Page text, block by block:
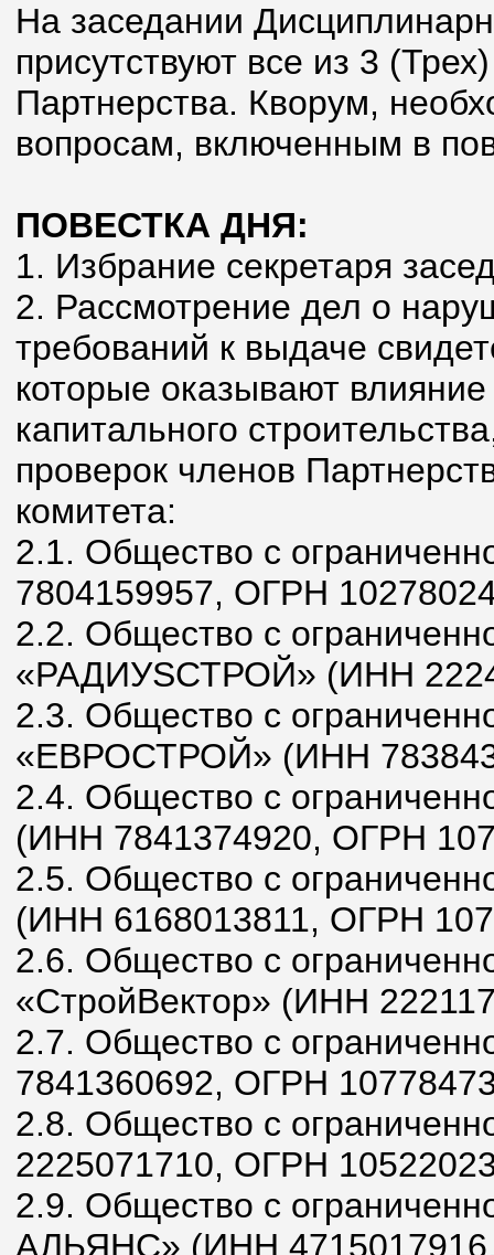
На заседании
присутствуют все из 3
Партнерства. Кворум,
вопросам, включенным в
ПОВЕСТКА ДНЯ:
1. Избрание секретаря
2. Рассмотрение дел о
требований к выдаче
которые оказывают
капитального
проверок членов
комитета:
2.1. Общество с
7804159957, ОГРН
2.2. Общество с
«РАДИУSСТРОЙ» (ИНН
2.3. Общество с
«ЕВРОСТРОЙ» (ИНН
2.4. Общество с
(ИНН 7841374920, ОГРН
2.5. Общество с
(ИНН 6168013811, ОГРН
2.6. Общество с
«СтройВектор» (ИНН
2.7. Общество с
7841360692, ОГРН
2.8. Общество с
2225071710, ОГРН
2.9. Общество с
АЛЬЯНС» (ИНН